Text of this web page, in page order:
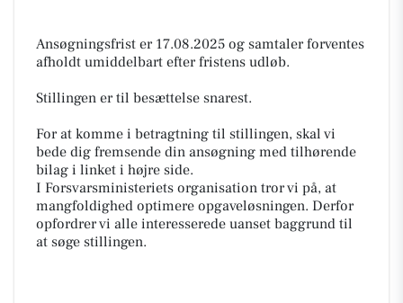
Ansøgningsfrist er 17.08.2025 og samtaler forventes
afholdt umiddelbart efter fristens udløb.
Stillingen er til besættelse snarest.
For at komme i betragtning til stillingen, skal vi
bede dig fremsende din ansøgning med tilhørende
bilag i linket i højre side.
I Forsvarsministeriets organisation tror vi på, at
mangfoldighed optimere opgaveløsningen. Derfor
opfordrer vi alle interesserede uanset baggrund til
at søge stillingen.